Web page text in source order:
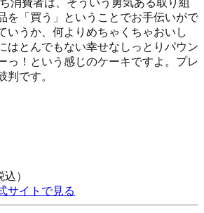
を「買う」ということでお手伝いがで
いうか、何よりめちゃくちゃおいし
はとんでもない幸せなしっとりパウン
っ！という感じのケーキですよ。プレ
判です。
込）
サイトで見る